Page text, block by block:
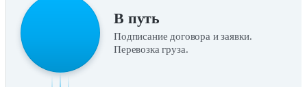
В путь
Подписание договора и заявки.
Перевозка груза.